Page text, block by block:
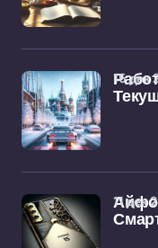
16 дек
11 дек